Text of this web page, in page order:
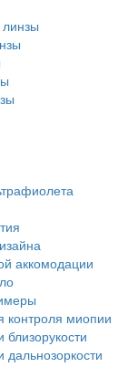
аккомодации
контроля миопии